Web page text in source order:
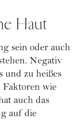
Haut
sein oder auch
Negativ
und zu heißes
Faktoren wie
auch das
auf die